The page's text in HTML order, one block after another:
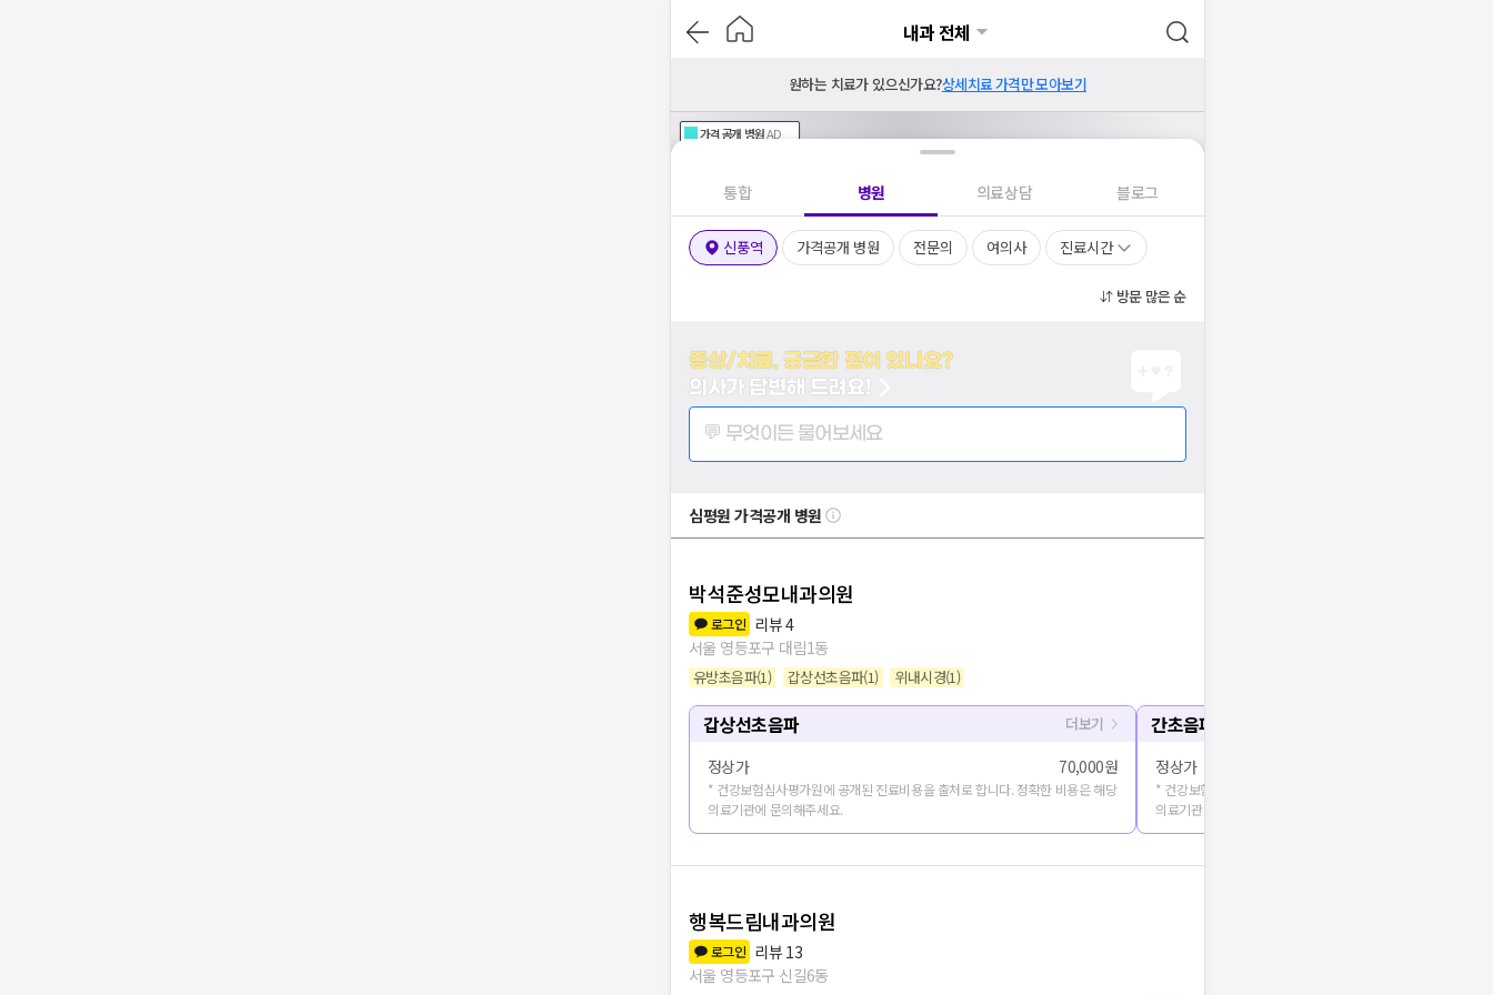
내과 전체
원하는 치료가 있으신가요?상세치료 가격만 모아보기
가격공개 병원AD
통합 병원 의료상담 블로그
신풍역 가격공개 병원 전문의 여의사 진료시간
방문 많은 순
증상/치료, 궁금한 점이 있나요?
의사가 답변해 드려요!
💬 무엇이든 물어보세요
심평원 가격공개 병원
박석준성모내과의원
로그인 리뷰4
서울 영등포구 대림1동
유방초음파(1) 갑상선초음파(1) 위내시경(1)
갑상선초음파 더보기
정상가 70,000원
* 건강보험심사평가원에 공개된 진료비용을 출처로 합니다. 정확한 비용은 해당
의료기관에 문의해주세요.
간초음파
정상가
* 건강보험심사평가원에 공개된 진료비용을 출처로 합니다. 정확
의료기관에 문의해주세요.
행복드림내과의원
로그인 리뷰 13
서울 영등포구 신길6동